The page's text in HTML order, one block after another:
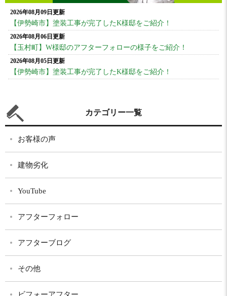
2026年08月09日更新
【伊勢崎市】塗装工事が完了したK様邸をご紹介！
2026年08月06日更新
【玉村町】W様邸のアフターフォローの様子をご紹介！
2026年08月05日更新
【伊勢崎市】塗装工事が完了したK様邸をご紹介！
カテゴリー一覧
お客様の声
建物劣化
YouTube
アフターフォロー
アフターブログ
その他
ビフォーアフター